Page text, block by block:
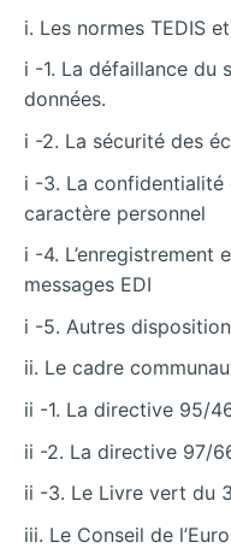
i. Les normes TEDIS
i -1. La défaillance du
données.
i -2. La sécurité des
i -3. La confidentialité
caractère personnel
i -4. L’enregistrement
messages EDI
i -5. Autres
ii. Le cadre
ii -1. La directive 95/
ii -2. La directive 97/
ii -3. Le Livre vert du
iii. Le Conseil de